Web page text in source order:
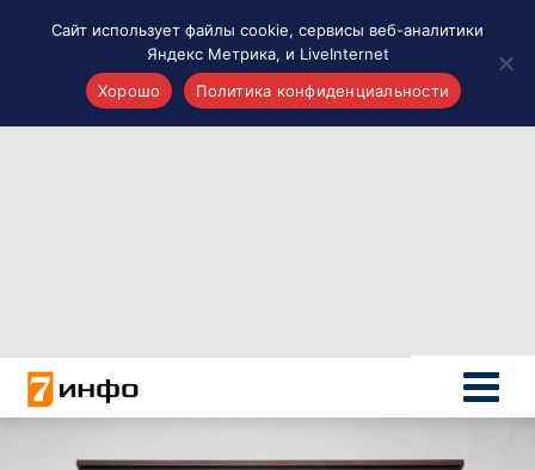
Новости России
Политика
Новости мира
Все материалы 7инфо
Сайт использует файлы cookie, сервисы веб-аналитики
Яндекс Метрика, и LiveInternet
Хорошо
Политика конфиденциальности